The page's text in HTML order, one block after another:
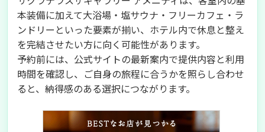
本装備に加えて大浴場・塩サウナ・フリーカフェ・ラ
ンドリーといった要素が揃い、ホテル内で休息と整え
を完結させたい方に向く可能性があります。
予約前には、公式サイトの最新案内で提供内容と利用
時間を確認し、ご自身の旅程に合うかを照らし合わせ
ると、納得感のある選択につながります。